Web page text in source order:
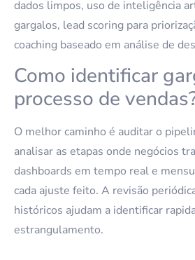
dados limpos, uso de inteligência
gargalos, lead scoring para
coaching baseado em análise de
Como identificar
processo de
O melhor caminho é auditar o
analisar as etapas onde negócios
dashboards em tempo real e
cada ajuste feito. A revisão
históricos ajudam a identificar
estrangulamento.